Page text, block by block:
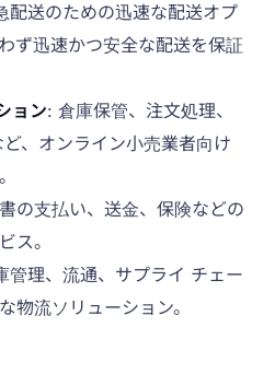
配送のための迅速な配送オプ
ず迅速かつ安全な配送を保証
ョン: 倉庫保管、注文処理、
、オンライン小売業者向け
書の支払い、送金、保険などの
ス。
管理、流通、サプライ チェー
物流ソリューション。